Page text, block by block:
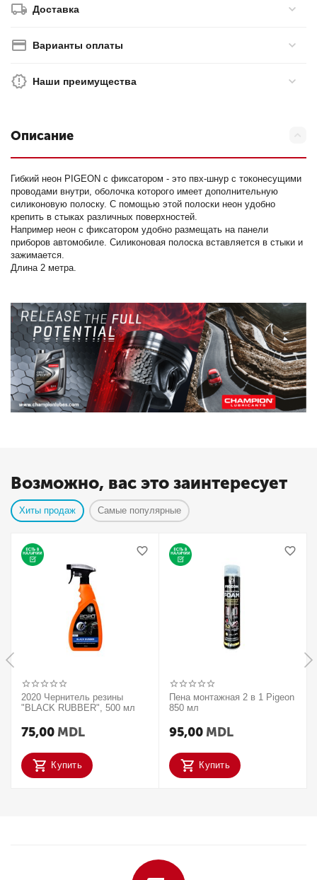
Доставка
Варианты оплаты
Наши преимущества
Описание
Гибкий неон PIGEON c фиксатором - это пвх-шнур с токонесущими
проводами внутри, оболочка которого имеет дополнительную
силиконовую полоску. С помощью этой полоски неон удобно
крепить в стыках различных поверхностей.
Например неон с фиксатором удобно размещать на панели
приборов автомобиле. Силиконовая полоска вставляется в стыки и
зажимается.
Длина 2 метра.
Возможно, вас это заинтересует
Хиты продаж Самые популярные
2020 Чернитель резины
"BLACK RUBBER", 500 мл
75,00 MDL
Купить
Пена монтажная 2 в 1 Pigeon
850 мл
95,00 MDL
Купить